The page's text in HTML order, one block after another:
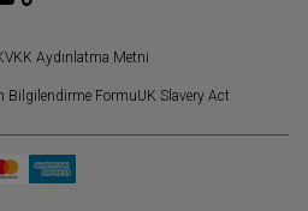
Aydınlatma Metni
Bilgilendirme FormuUK Slavery Act